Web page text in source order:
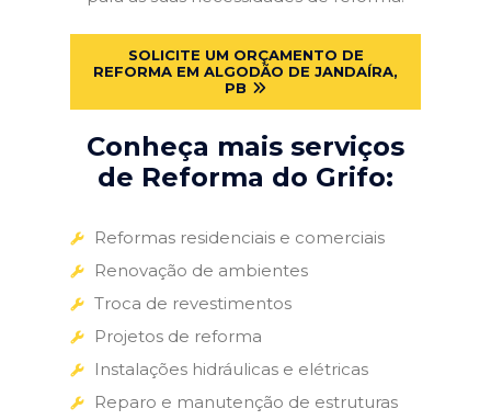
SOLICITE UM ORÇAMENTO DE
REFORMA EM ALGODÃO DE JANDAÍRA,
PB
Conheça mais serviços
de Reforma do Grifo:
Reformas residenciais e comerciais
Renovação de ambientes
Troca de revestimentos
Projetos de reforma
Instalações hidráulicas e elétricas
Reparo e manutenção de estruturas